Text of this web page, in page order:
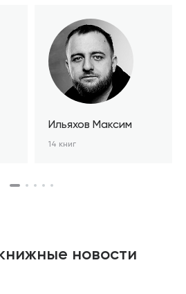
Ильяхов Максим
14 книг
новости